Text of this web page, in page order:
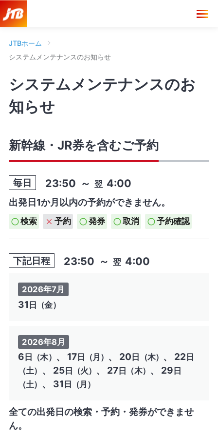
JTBホーム
システムメンテナンスのお知らせ
システムメンテナンスのお
知らせ
新幹線・JR券を含むご予約
毎日 23:50 ～ 翌 4:00
出発日1か月以内の予約ができません。
検索 予約 発券 取消 予約確認
下記日程 23:50 ～ 翌 4:00
2026年7月
31 日（金）
2026年8月
6 日（木） 、 17日（月） 、 20 日（木） 、 22 日
（土） 、 25日（火） 、 27 日（木） 、 29 日
（土） 、 31 日（月）
全ての出発日の検索・予約・発券ができませ
ん。